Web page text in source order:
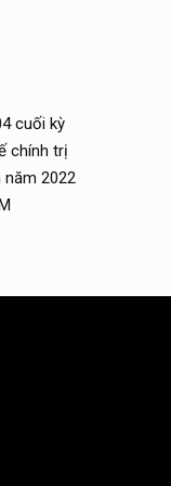
cuối kỳ
chính trị
năm 2022